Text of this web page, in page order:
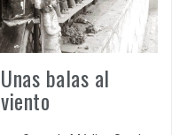
Unas balas al
viento